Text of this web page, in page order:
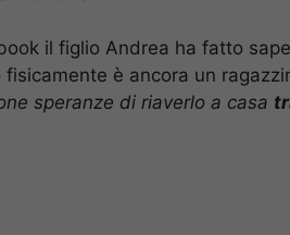
il figlio Andrea ha fatto
fisicamente è ancora un
speranze di riaverlo a casa